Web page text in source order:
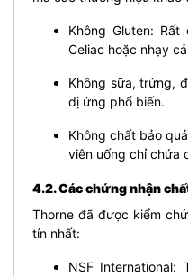
Không Gluten:
Celiac hoặc nhạy
Không sữa, trứng,
dị ứng phổ biến.
Không chất bảo
viên uống chỉ chứa
4.2. Các chứng nhận
Thorne đã được kiểm
tín nhất:
NSF